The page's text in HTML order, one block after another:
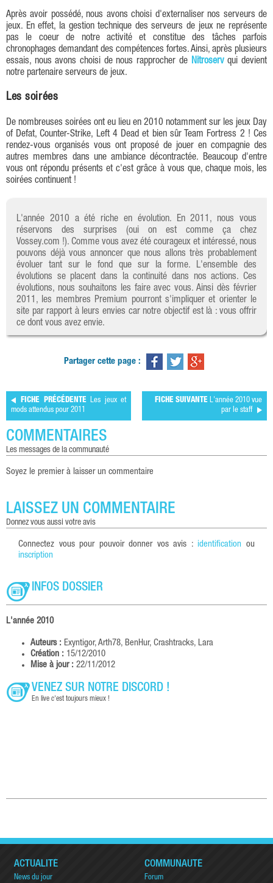
Après avoir possédé, nous avons choisi d'externaliser nos serveurs de
jeux. En effet, la gestion technique des serveurs de jeux ne représente
pas le coeur de notre activité et constitue des tâches parfois
chronophages demandant des compétences fortes. Ainsi, après plusieurs
essais, nous avons choisi de nous rapprocher de Nitroservqui devient
notre partenaire serveurs de jeux.
Les soirées
De nombreuses soirées ont eu lieu en 2010 notamment sur les jeux Day
of Defat, Counter-Strike, Left 4 Dead et bien sûr Team Fortress 2 ! Ces
rendez-vous organisés vous ont proposé de jouer en compagnie des
autres membres dans une ambiance décontractée. Beaucoup d'entre
vous ont répondu présents et c'est grâce à vous que, chaque mois, les
soirées continuent !
L'année 2010 a été riche en évolution. En 2011, nous vous
réservons des surprises (oui on est comme ça chez
Vossey.com !). Comme vous avez été courageux et intéressé, nous
pouvons déjà vous annoncer que nous allons très probablement
évoluer tant sur le fond que sur la forme. L'ensemble des
évolutions se placent dans la continuité dans nos actions. Ces
évolutions, nous souhaitons les faire avec vous. Ainsi dès février
2011, les membres Premium pourront s'impliquer et orienter le
site par rapport à leurs envies car notre objectif est là : vous offrir
ce dont vous avez envie.
Partager cette page :
FICHE PRÉCÉDENTELes jeux et
mods attendus pour 2011
FICHE SUIVANTE L'année 2010 vue
par le staff
COMMENTAIRES
les messages de la communauté
Soyez le premier à laisser un commentaire
LAISSEZ UN COMMENTAIRE
donnez vous aussi votre avis
Connectez vous pour pouvoir donner vos avis : identification ou
inscription
INFOS DOSSIER
L'année 2010
Auteurs : Exyntigor, Arth78, BenHur, Crashtracks, Lara
Création : 15/12/2010
Mise à jour : 22/11/2012
VENEZ SUR NOTRE DISCORD !
En live c'est toujours mieux !
ACTUALITÉ
News du jour
COMMUNAUTÉ
Forum